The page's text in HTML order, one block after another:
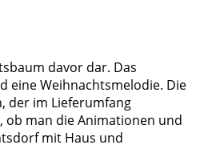
davor dar. Das
eine Weihnachtsmelodie. Die
der im Lieferumfang
ob man die Animationen und
mit Haus und